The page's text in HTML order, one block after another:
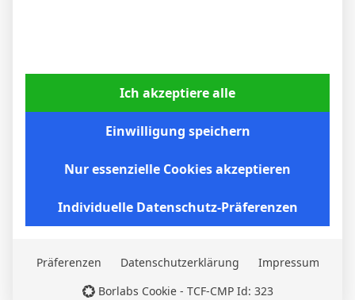
Nico Schlotterbeck nach dem Sieg in Stuttgart:
„Der VfB drückte uns hinten rein“
Ich akzeptiere alle
Einwilligung speichern
Nur essenzielle Cookies akzeptieren
Individuelle Datenschutz-Präferenzen
Präferenzen Datenschutzerklärung
Impressum
Borlabs Cookie - TCF-CMP Id: 323